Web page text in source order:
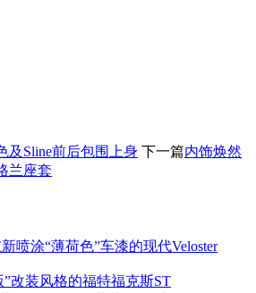
及Sline前后包围上身 下一篇内饰焕然
兰座套
喷涂“薄荷色”车漆的现代Veloster
改装风格的福特福克斯ST